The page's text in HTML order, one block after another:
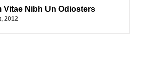
Vitae Nibh Un Odiosters
2012